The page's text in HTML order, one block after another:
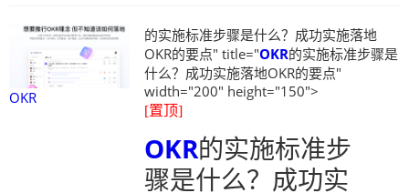
OKR
的实施标准步骤是什么？成功实施落地
OKR的要点" title="OKR的实施标准步骤是
什么？成功实施落地OKR的要点"
width="200" height="150">
[置顶]
OKR的实施标准步
骤是什么？成功实